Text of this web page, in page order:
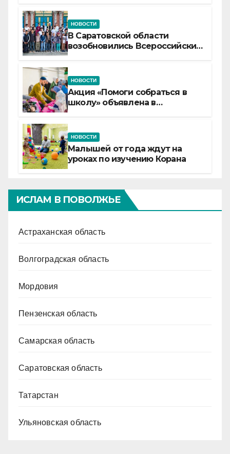
НОВОСТИ
В Саратовской области
возобновились Всероссийские
НОВОСТИ
Акция «Помоги собраться в
школу» объявлена в
НОВОСТИ
Малышей от года ждут на
уроках по изучению Корана
ИСЛАМ В ПОВОЛЖЬЕ
Астраханская область
Волгоградская область
Мордовия
Пензенская область
Самарская область
Саратовская область
Татарстан
Ульяновская область